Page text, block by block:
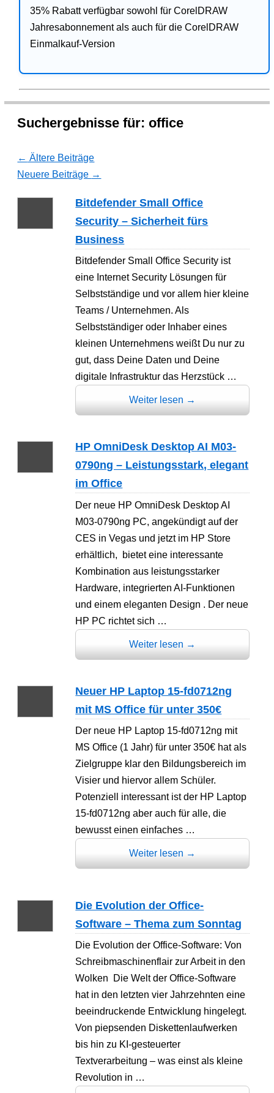
35% Rabatt verfügbar sowohl für CorelDRAW
Jahresabonnement als auch für die CorelDRAW
Einmalkauf-Version
Suchergebnisse für:office
← Ältere Beiträge
Neuere Beiträge →
Bitdefender Small Office
Security – Sicherheit fürs
Business
Bitdefender Small Office Security ist
eine Internet Security Lösungen für
Selbstständige und vor allem hier kleine
Teams / Unternehmen. Als
Selbstständiger oder Inhaber eines
kleinen Unternehmens weißt Du nur zu
gut, dass Deine Daten und Deine
digitale Infrastruktur das Herzstück …
Weiter lesen →
HP OmniDesk Desktop AI M03-
0790ng – Leistungsstark, elegant
im Office
Der neue HP OmniDesk Desktop AI
M03-0790ng PC, angekündigt auf der
CES in Vegas und jetzt im HP Store
erhältlich, bietet eine interessante
Kombination aus leistungsstarker
Hardware, integrierten AI-Funktionen
und einem eleganten Design . Der neue
HP PC richtet sich …
Weiter lesen →
Neuer HP Laptop 15-fd0712ng
mit MS Office für unter 350€
Der neue HP Laptop 15-fd0712ng mit
MS Office (1 Jahr) für unter 350€ hat als
Zielgruppe klar den Bildungsbereich im
Visier und hiervor allem Schüler.
Potenziell interessant ist der HP Laptop
15-fd0712ng aber auch für alle, die
bewusst einen einfaches …
Weiter lesen →
Die Evolution der Office-
Software – Thema zum Sonntag
Die Evolution der Office-Software: Von
Schreibmaschinenflair zur Arbeit in den
Wolken Die Welt der Office-Software
hat in den letzten vier Jahrzehnten eine
beeindruckende Entwicklung hingelegt.
Von piepsenden Diskettenlaufwerken
bis hin zu KI-gesteuerter
Textverarbeitung – was einst als kleine
Revolution in …